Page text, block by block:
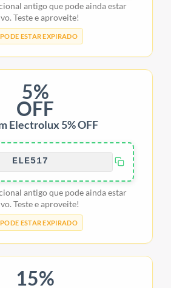
antigo que pode ainda estar
Teste e aproveite!
PODE ESTAR EXPIRADO
5%
OFF
Electrolux 5% OFF
ELE517
antigo que pode ainda estar
Teste e aproveite!
PODE ESTAR EXPIRADO
15%